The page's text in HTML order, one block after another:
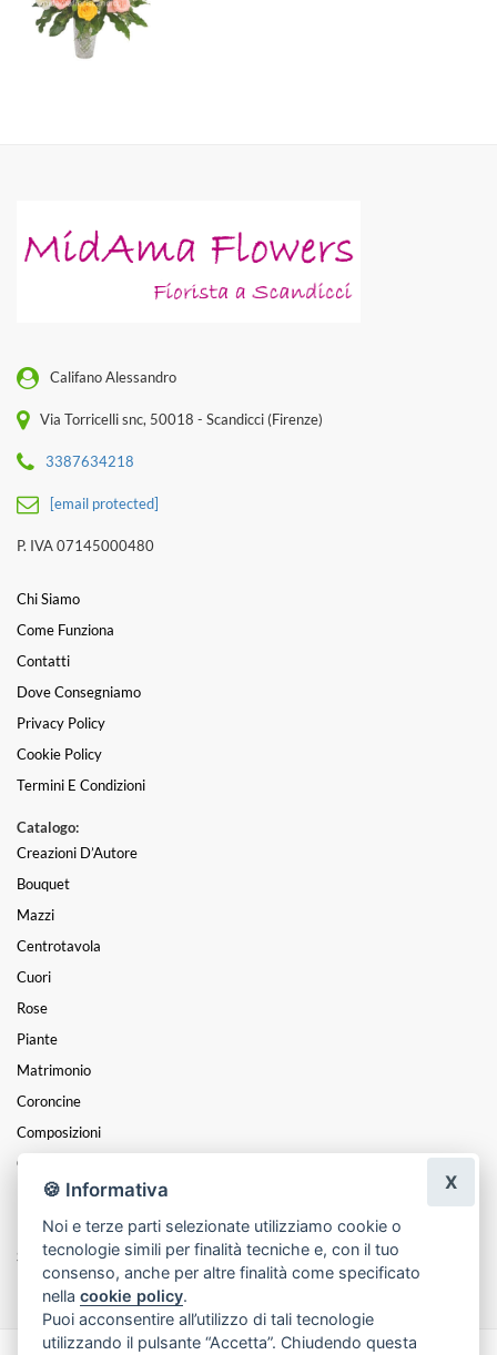
Califano Alessandro
Via Torricelli snc, 50018 - Scandicci (Firenze)
3387634218
[email protected]
P. IVA 07145000480
Chi Siamo
Come Funziona
Contatti
Dove Consegniamo
Privacy Policy
Cookie Policy
Termini E Condizioni
Catalogo:
Creazioni D’Autore
Bouquet
Mazzi
Centrotavola
Cuori
Rose
Piante
Matrimonio
Coroncine
Composizioni
Cesti
Funebre
Festa Della Mamma
San Valentino
🍪 Informativa
Noi e terze parti selezionate utilizziamo cookie o
tecnologie simili per finalità tecniche e, con il tuo
consenso, anche per altre finalità come specificato
nellacookie policy.
Puoi acconsentire all’utilizzo di tali tecnologie
utilizzando il pulsante “Accetta”. Chiudendo questa
X